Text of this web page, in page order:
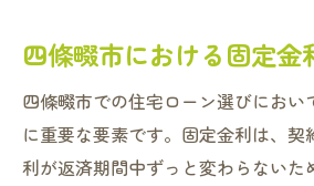
四條畷市における固定金
四條畷市での住宅ローン選びにおい
に重要な要素です。固定金利は、
利が返済期間中ずっと変わらないた